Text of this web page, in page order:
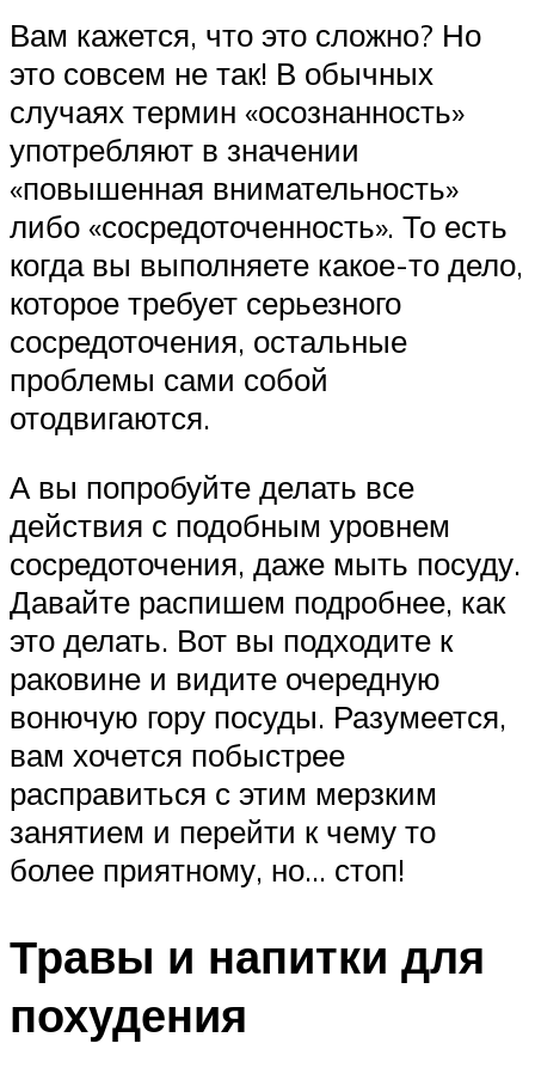
Вам кажется, что это сложно? Но
это совсем не так! В обычных
случаях термин «осознанность»
употребляют в значении
«повышенная внимательность»
либо «сосредоточенность». То есть
когда вы выполняете какое-то дело,
которое требует серьезного
сосредоточения, остальные
проблемы сами собой
отодвигаются.
А вы попробуйте делать все
действия с подобным уровнем
сосредоточения, даже мыть посуду.
Давайте распишем подробнее, как
это делать. Вот вы подходите к
раковине и видите очередную
вонючую гору посуды. Разумеется,
вам хочется побыстрее
расправиться с этим мерзким
занятием и перейти к чему то
более приятному, но… стоп!
Травы и напитки для
похудения